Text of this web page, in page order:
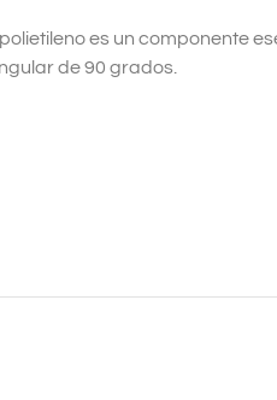
es un componente
de 90 grados.